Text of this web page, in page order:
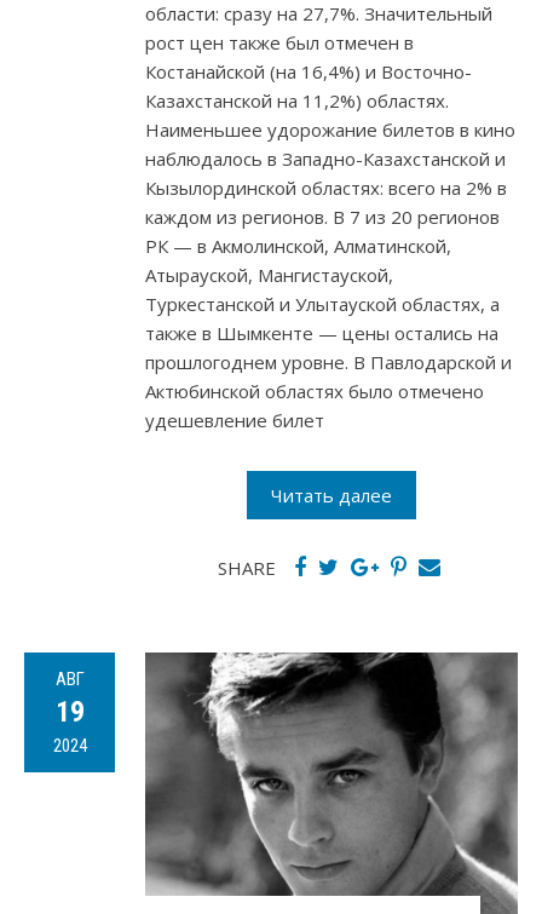
области: сразу на 27,7%. Значительный
рост цен также был отмечен в
Костанайской (на 16,4%) и Восточно-
Казахстанской на 11,2%) областях.
Наименьшее удорожание билетов в кино
наблюдалось в Западно-Казахстанской и
Кызылординской областях: всего на 2% в
каждом из регионов. В 7 из 20 регионов
РК — в Акмолинской, Алматинской,
Атырауской, Мангистауской,
Туркестанской и Улытауской областях, а
также в Шымкенте — цены остались на
прошлогоднем уровне. В Павлодарской и
Актюбинской областях было отмечено
удешевление билет
Читать далее
SHARE
АВГ
19
2024